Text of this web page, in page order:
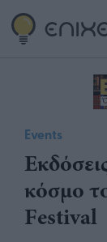
Events
κόσμο
Festival